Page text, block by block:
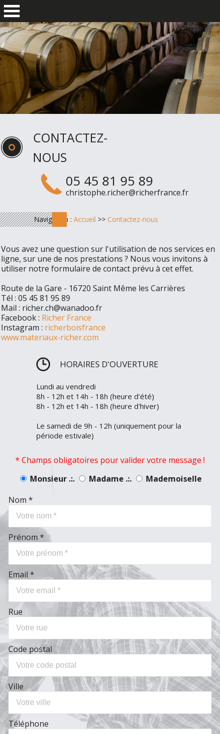
CONTACTEZ-
NOUS
05 45 81 95 89
christophe.richer@richerfrance.fr
Navigation : Accueil >> Contactez-nous
Vous avez une question sur l'utilisation de nos services en
ligne, sur une de nos prestations ? Nous vous invitons à
utiliser notre formulaire de contact prévu à cet effet.
Route de la Gare - 16720 Saint Même les Carrières
Tél : 05 45 81 95 89
Mail : richer.ch@wanadoo.fr
Facebook : Richer France
Instagram : richerboisfrance
www.materiaux-richer.com
HORAIRES D'OUVERTURE
Lundi au vendredi
8h - 12h et 14h - 18h (heure d'été)
8h - 12h et 14h - 18h (heure d'hiver)
Le samedi de 9h - 12h (uniquement pour la
période estivale)
* Champs obligatoires pour valider votre message !
Monsieur .:.
Madame .:.
Mademoiselle
Nom *
Prénom *
Email *
Rue
Code postal
Ville
Téléphone